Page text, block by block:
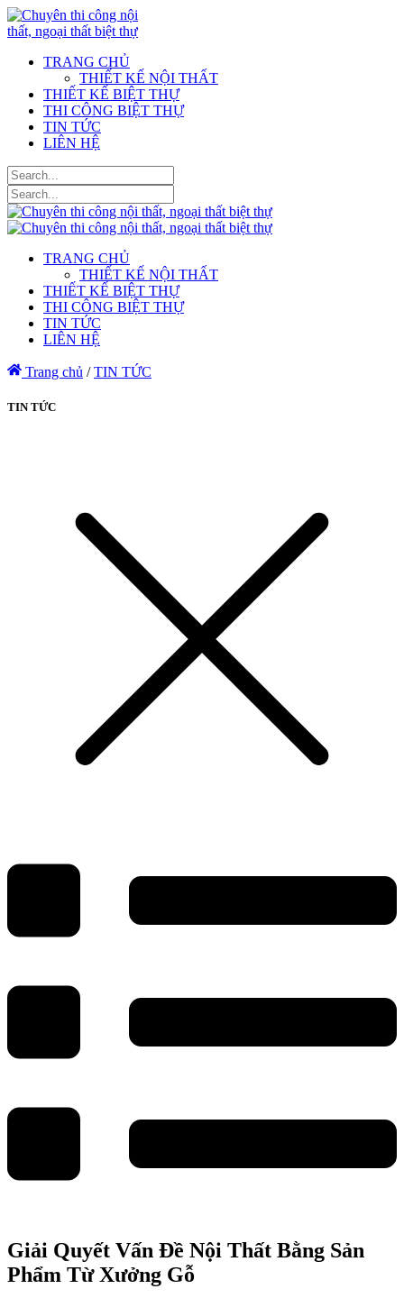
TRANG CHỦ
THIẾT KẾ NỘI THẤT
THIẾT KẾ BIỆT THỰ
THI CÔNG BIỆT THỰ
TIN TỨC
LIÊN HỆ
TRANG CHỦ
THIẾT KẾ NỘI THẤT
THIẾT KẾ BIỆT THỰ
THI CÔNG BIỆT THỰ
TIN TỨC
LIÊN HỆ
Trang chủ / TIN TỨC
TIN TỨC
Giải Quyết Vấn Đề Nội Thất Bằng Sản
Phẩm Từ Xưởng Gỗ